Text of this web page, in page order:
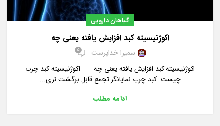
گیاهان دارویی
اکوژنیسیته کبد افزایش یافته یعنی چه
سمیرا خداپرست 5
اکوژنیسیته کبد افزایش یافته یعنی چه اکوژنیسیته کبد چرب
چیست کبد چرب نمایانگر تجمع قابل برگشت تری...
ادامه مطلب